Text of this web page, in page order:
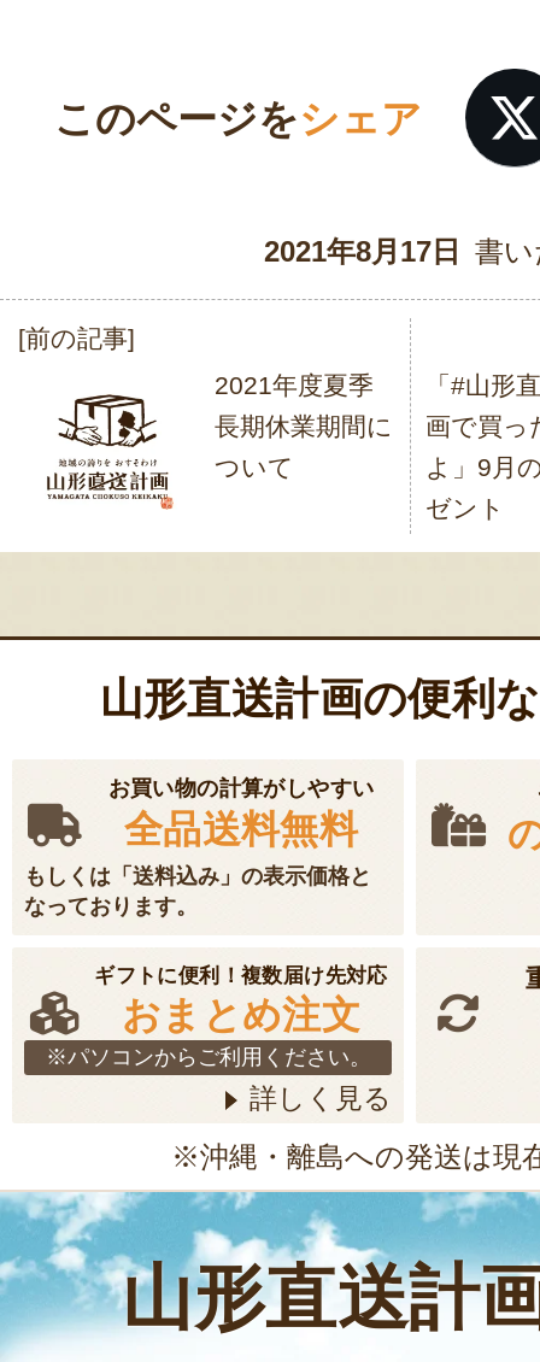
このページをシェア
2021年8月17日 書
投
[前の記事]
2021年度夏季
長期休業期間に
ついて
「#山形
画で買っ
よ」9月
ゼント
山形直送計画の便利
お買い物の計算がしやすい
全品送料無料
もしくは「送料込み」の表示価格と
なっております。
ギフトに便利！複数届け先対応
おまとめ注文
※パソコンからご利用ください。
詳しく見る
※沖縄・離島への発送は現
山形直送計